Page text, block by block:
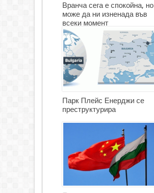
Вранча сега е спокойна, но
може да ни изненада във
всеки момент
Парк Плейс Енерджи се
преструктурира